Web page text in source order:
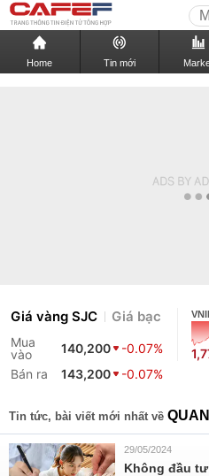
Home Tin mới
Giá vàng SJC Giá bạc
Mua
vào
140,200
-0.07%
Bán ra
143,200 -0.07%
Tin tức, bài viết mới nhất về
29/05/2024
Không đầu